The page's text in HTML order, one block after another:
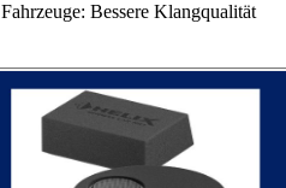
Bessere Klangqualität